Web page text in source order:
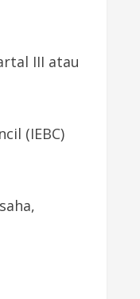
III atau
(IEBC)